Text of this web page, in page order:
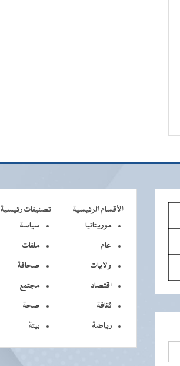
الأقسام الرئيسية تصنيفات رئيسية
موريتانيا
عام
ولايات
اقتصاد
ثقافة
رياضة
سياسة
ملفات
صحافة
مجتمع
صحة
بيئة